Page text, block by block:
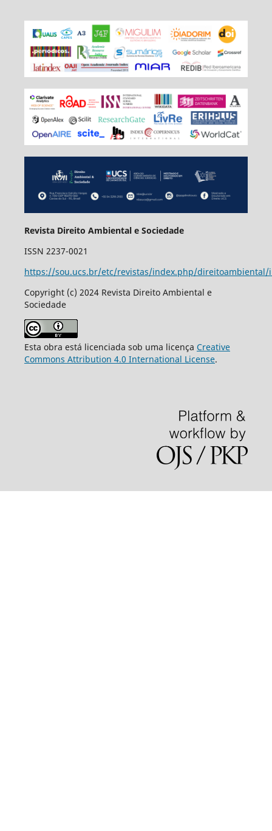
Revista Direito Ambiental e Sociedade
ISSN 2237-0021
https://sou.ucs.br/etc/revistas/index.php/direitoambiental/
Copyright (c) 2024 Revista Direito Ambiental e
Sociedade
Esta obra está licenciada sob uma licença Creative
Commons Attribution 4.0 International License.